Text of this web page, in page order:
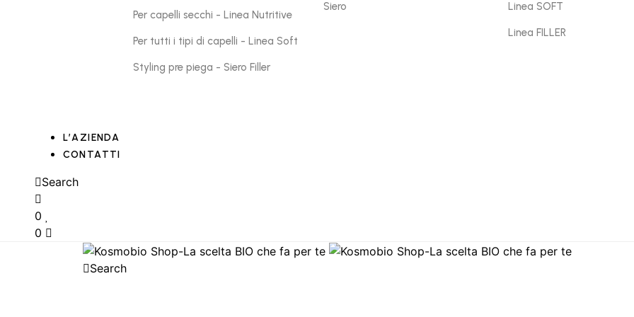
Per capelli secchi - Linea Nutritive
Per tutti i tipi di capelli - Linea Soft
Styling pre piega - Siero Filler
Siero Linea SOFT
Linea FILLER
L’AZIENDA
CONTATTI
Search
0
0
Search